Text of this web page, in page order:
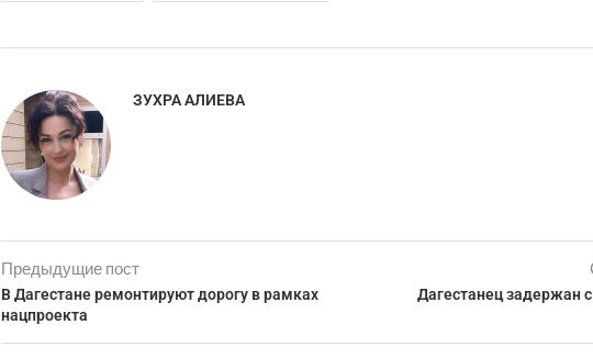
ЗУХРА АЛИЕВА
Предыдущие пост
В Дагестане ремонтируют дорогу в рамках
нацпроекта
Дагестанец задержан